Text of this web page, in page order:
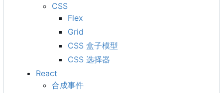
CSS
Flex
Grid
CSS 盒子模型
CSS 选择器
React
合成事件